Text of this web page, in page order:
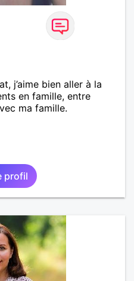
j’aime bien aller à la
en famille, entre
ma famille.
profil